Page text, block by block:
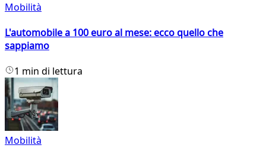
Mobilità
L'automobile a 100 euro al mese: ecco quello che
sappiamo
1 min di lettura
Mobilità